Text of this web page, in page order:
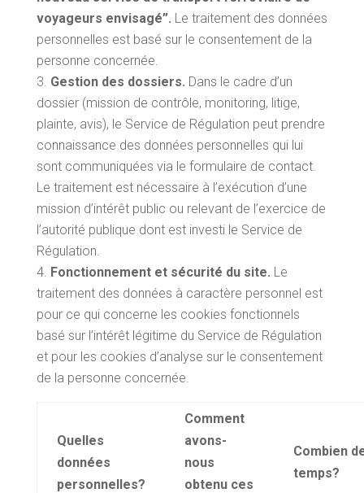
voyageurs envisagé”. Le traitement des données
personnelles est basé sur le consentement de la
personne concernée.
Gestion des dossiers. Dans le cadre d’un
dossier (mission de contrôle, monitoring, litige,
plainte, avis), le Service de Régulation peut prendre
connaissance des données personnelles qui lui
sont communiquées via le formulaire de contact.
Le traitement est nécessaire à l’exécution d’une
mission d’intérêt public ou relevant de l’exercice de
l’autorité publique dont est investi le Service de
Régulation.
Fonctionnement et sécurité du site. Le
traitement des données à caractère personnel est
pour ce qui concerne les cookies fonctionnels
basé sur l’intérêt légitime du Service de Régulation
et pour les cookies d’analyse sur le consentement
de la personne concernée.
Quelles
données
personnelles?
Comment
avons-
nous
obtenu ces
Combien
temps?